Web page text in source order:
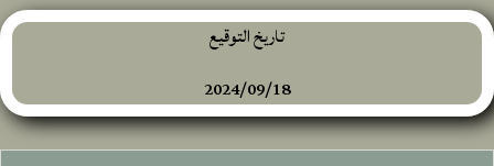
تاريخ التوقيع
2024/09/18